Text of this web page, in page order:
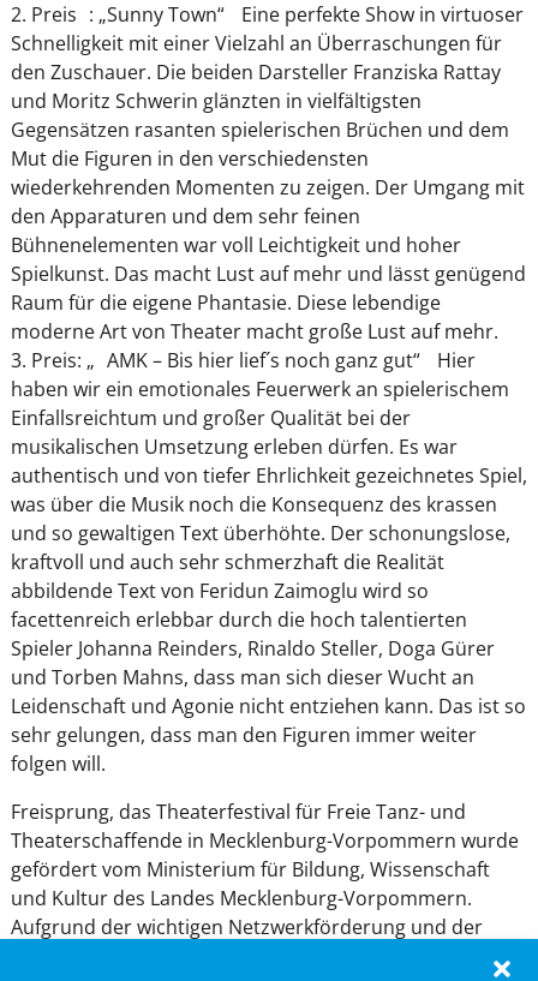
2. Preis : „Sunny Town“ Eine perfekte Show in virtuoser
Schnelligkeit mit einer Vielzahl an Überraschungen für
den Zuschauer. Die beiden Darsteller Franziska Rattay
und Moritz Schwerin glänzten in vielfältigsten
Gegensätzen rasanten spielerischen Brüchen und dem
Mut die Figuren in den verschiedensten
wiederkehrenden Momenten zu zeigen. Der Umgang mit
den Apparaturen und dem sehr feinen
Bühnenelementen war voll Leichtigkeit und hoher
Spielkunst. Das macht Lust auf mehr und lässt genügend
Raum für die eigene Phantasie. Diese lebendige
moderne Art von Theater macht große Lust auf mehr.
3. Preis: „ AMK – Bis hier lief´s noch ganz gut“ Hier
haben wir ein emotionales Feuerwerk an spielerischem
Einfallsreichtum und großer Qualität bei der
musikalischen Umsetzung erleben dürfen. Es war
authentisch und von tiefer Ehrlichkeit gezeichnetes Spiel,
was über die Musik noch die Konsequenz des krassen
und so gewaltigen Text überhöhte. Der schonungslose,
kraftvoll und auch sehr schmerzhaft die Realität
abbildende Text von Feridun Zaimoglu wird so
facettenreich erlebbar durch die hoch talentierten
Spieler Johanna Reinders, Rinaldo Steller, Doga Gürer
und Torben Mahns, dass man sich dieser Wucht an
Leidenschaft und Agonie nicht entziehen kann. Das ist so
sehr gelungen, dass man den Figuren immer weiter
folgen will.
Freisprung, das Theaterfestival für Freie Tanz- und
Theaterschaffende in Mecklenburg-Vorpommern wurde
gefördert vom Ministerium für Bildung, Wissenschaft
und Kultur des Landes Mecklenburg-Vorpommern.
Aufgrund der wichtigen Netzwerkförderung und der